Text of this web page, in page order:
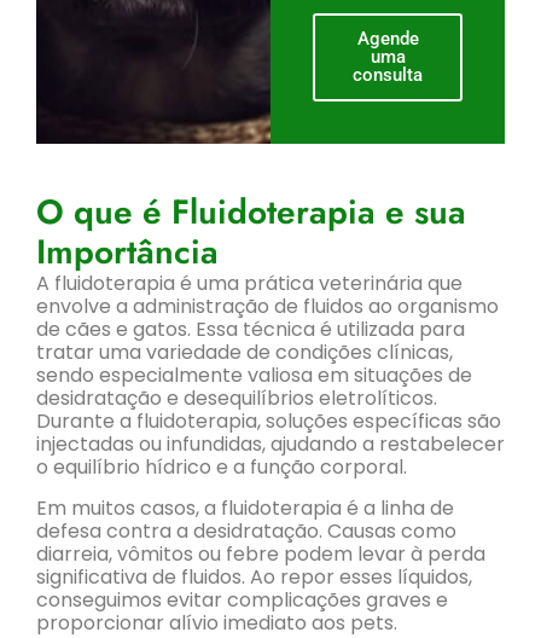
Agende
uma
consulta
O que é Fluidoterapia e sua
Importância
A fluidoterapia é uma prática veterinária que
envolve a administração de fluidos ao organismo
de cães e gatos. Essa técnica é utilizada para
tratar uma variedade de condições clínicas,
sendo especialmente valiosa em situações de
desidratação e desequilíbrios eletrolíticos.
Durante a fluidoterapia, soluções específicas são
injectadas ou infundidas, ajudando a restabelecer
o equilíbrio hídrico e a função corporal.
Em muitos casos, a fluidoterapia é a linha de
defesa contra a desidratação. Causas como
diarreia, vômitos ou febre podem levar à perda
significativa de fluidos. Ao repor esses líquidos,
conseguimos evitar complicações graves e
proporcionar alívio imediato aos pets.